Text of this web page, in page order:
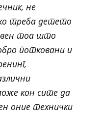
не
треба детето
тоа што
потковани и
кон сите да
оние технички